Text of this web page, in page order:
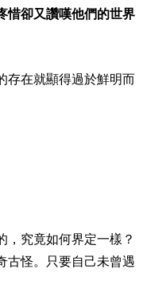
惜卻又讚嘆他們的世界
存在就顯得過於鮮明而
，究竟如何界定一樣？
古怪。只要自己未曾遇